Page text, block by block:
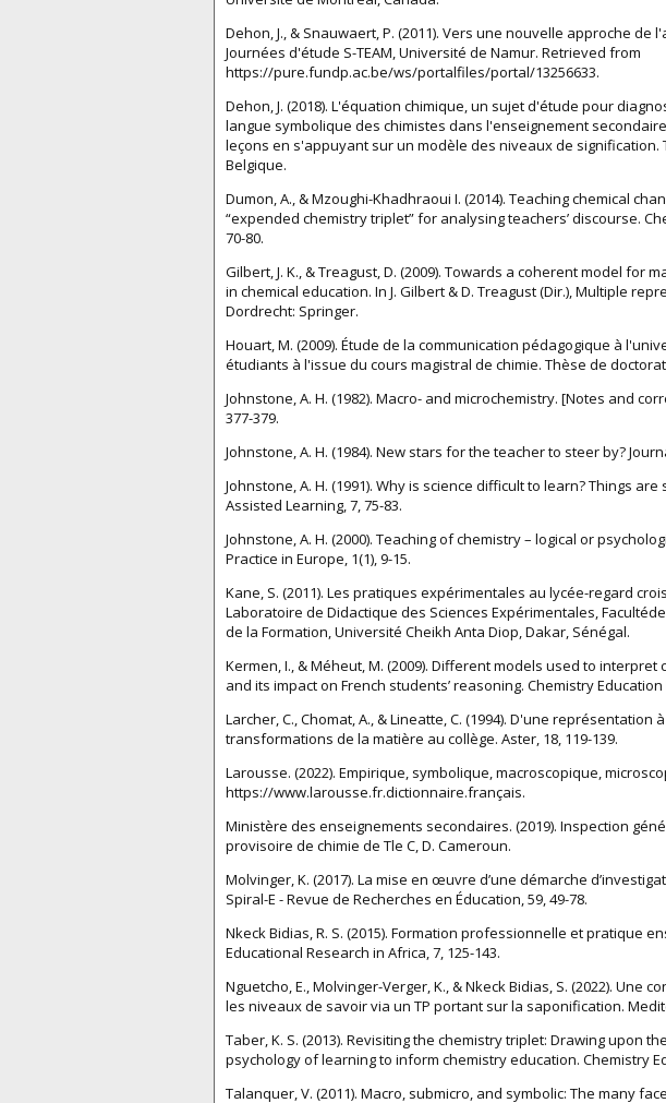
Dehon, J., & Snauwaert, P. (2011). Vers une nouvelle approche
Journées d'étude S-TEAM, Université de Namur. Retrieved from
https://pure.fundp.ac.be/ws/portalfiles/portal/13256633.
Dehon, J. (2018). L'équation chimique, un sujet d'étude pour
langue symbolique des chimistes dans l'enseignement
leçons en s'appuyant sur un modèle des niveaux de signification.
Belgique.
Dumon, A., & Mzoughi-Khadhraoui I. (2014). Teaching chemical
“expended chemistry triplet” for analysing teachers’ discourse.
70-80.
Gilbert, J. K., & Treagust, D. (2009). Towards a coherent model for
in chemical education. In J. Gilbert & D. Treagust (Dir.), Multiple
Dordrecht: Springer.
Houart, M. (2009). Étude de la communication pédagogique à
étudiants à l'issue du cours magistral de chimie. Thèse de
Johnstone, A. H. (1982). Macro- and microchemistry. [Notes and
377-379.
Johnstone, A. H. (1984). New stars for the teacher to steer by?
Johnstone, A. H. (1991). Why is science difficult to learn? Things
Assisted Learning, 7, 75-83.
Johnstone, A. H. (2000). Teaching of chemistry – logical or
Practice in Europe, 1(1), 9-15.
Kane, S. (2011). Les pratiques expérimentales au lycée-regard
Laboratoire de Didactique des Sciences Expérimentales,
de la Formation, Université Cheikh Anta Diop, Dakar, Sénégal.
Kermen, I., & Méheut, M. (2009). Different models used to
and its impact on French students’ reasoning. Chemistry Education
Larcher, C., Chomat, A., & Lineatte, C. (1994). D'une
transformations de la matière au collège. Aster, 18, 119-139.
Larousse. (2022). Empirique, symbolique, macroscopique,
https://www.larousse.fr.dictionnaire.français.
Ministère des enseignements secondaires. (2019). Inspection
provisoire de chimie de Tle C, D. Cameroun.
Molvinger, K. (2017). La mise en œuvre d’une démarche
Spiral-E - Revue de Recherches en Éducation, 59, 49-78.
Nkeck Bidias, R. S. (2015). Formation professionnelle et pratique
Educational Research in Africa, 7, 125-143.
Nguetcho, E., Molvinger-Verger, K., & Nkeck Bidias, S. (2022).
les niveaux de savoir via un TP portant sur la saponification.
Taber, K. S. (2013). Revisiting the chemistry triplet: Drawing upon
psychology of learning to inform chemistry education. Chemistry
Talanquer, V. (2011). Macro, submicro, and symbolic: The many